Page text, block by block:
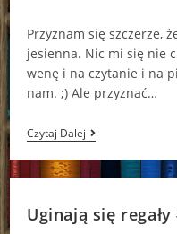
Przyznam się szczerze,
jesienna. Nic mi się nie
wenę i na czytanie i na
nam. ;) Ale przyznać…
Czytaj DalejUginają
Się
Regały
#26
Uginają się regały